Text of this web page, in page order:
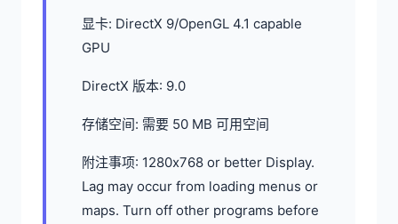
显卡: DirectX 9/OpenGL 4.1 capable
GPU
DirectX 版本: 9.0
存储空间: 需要 50 MB 可用空间
附注事项: 1280x768 or better Display.
Lag may occur from loading menus or
maps. Turn off other programs before